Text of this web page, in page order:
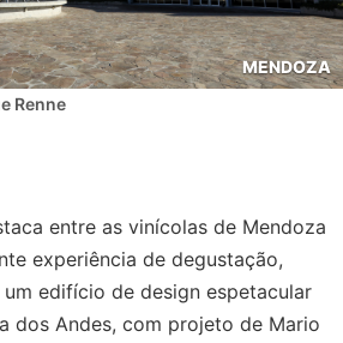
MENDOZA
Renne
entre as vinícolas de Mendoza
experiência de degustação,
edifício de design espetacular
dos Andes, com projeto de Mario